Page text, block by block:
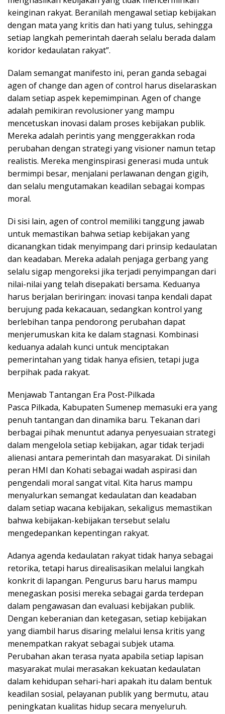
keinginan rakyat. Beranilah mengawal setiap kebijakan
dengan mata yang kritis dan hati yang tulus, sehingga
setiap langkah pemerintah daerah selalu berada dalam
koridor kedaulatan rakyat”.
Dalam semangat manifesto ini, peran ganda sebagai
agen of change dan agen of control harus diselaraskan
dalam setiap aspek kepemimpinan. Agen of change
adalah pemikiran revolusioner yang mampu
mencetuskan inovasi dalam proses kebijakan publik.
Mereka adalah perintis yang menggerakkan roda
perubahan dengan strategi yang visioner namun tetap
realistis. Mereka menginspirasi generasi muda untuk
bermimpi besar, menjalani perlawanan dengan gigih,
dan selalu mengutamakan keadilan sebagai kompas
moral.
Di sisi lain, agen of control memiliki tanggung jawab
untuk memastikan bahwa setiap kebijakan yang
dicanangkan tidak menyimpang dari prinsip kedaulatan
dan keadaban. Mereka adalah penjaga gerbang yang
selalu sigap mengoreksi jika terjadi penyimpangan dari
nilai-nilai yang telah disepakati bersama. Keduanya
harus berjalan beriringan: inovasi tanpa kendali dapat
berujung pada kekacauan, sedangkan kontrol yang
berlebihan tanpa pendorong perubahan dapat
menjerumuskan kita ke dalam stagnasi. Kombinasi
keduanya adalah kunci untuk menciptakan
pemerintahan yang tidak hanya efisien, tetapi juga
berpihak pada rakyat.
Menjawab Tantangan Era Post-Pilkada
Pasca Pilkada, Kabupaten Sumenep memasuki era yang
penuh tantangan dan dinamika baru. Tekanan dari
berbagai pihak menuntut adanya penyesuaian strategi
dalam mengelola setiap kebijakan, agar tidak terjadi
alienasi antara pemerintah dan masyarakat. Di sinilah
peran HMI dan Kohati sebagai wadah aspirasi dan
pengendali moral sangat vital. Kita harus mampu
menyalurkan semangat kedaulatan dan keadaban
dalam setiap wacana kebijakan, sekaligus memastikan
bahwa kebijakan-kebijakan tersebut selalu
mengedepankan kepentingan rakyat.
Adanya agenda kedaulatan rakyat tidak hanya sebagai
retorika, tetapi harus direalisasikan melalui langkah
konkrit di lapangan. Pengurus baru harus mampu
menegaskan posisi mereka sebagai garda terdepan
dalam pengawasan dan evaluasi kebijakan publik.
Dengan keberanian dan ketegasan, setiap kebijakan
yang diambil harus disaring melalui lensa kritis yang
menempatkan rakyat sebagai subjek utama.
Perubahan akan terasa nyata apabila setiap lapisan
masyarakat mulai merasakan kekuatan kedaulatan
dalam kehidupan sehari-hari apakah itu dalam bentuk
keadilan sosial, pelayanan publik yang bermutu, atau
peningkatan kualitas hidup secara menyeluruh.